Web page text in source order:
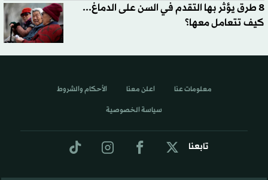
8 طرق يؤثر بها التقدم في السن على الدماغ...
كيف تتعامل معها؟
تابعنا
معلومات عنا اعلن معنا الأحكام والشروط
سياسة الخصوصية